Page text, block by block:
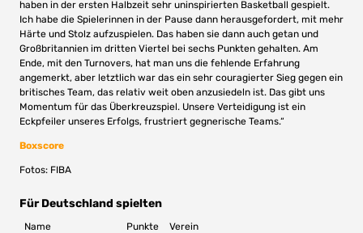
haben in der ersten Halbzeit sehr uninspirierten Basketball gespielt.
Ich habe die Spielerinnen in der Pause dann herausgefordert, mit mehr
Härte und Stolz aufzuspielen. Das haben sie dann auch getan und
Großbritannien im dritten Viertel bei sechs Punkten gehalten. Am
Ende, mit den Turnovers, hat man uns die fehlende Erfahrung
angemerkt, aber letztlich war das ein sehr couragierter Sieg gegen ein
britisches Team, das relativ weit oben anzusiedeln ist. Das gibt uns
Momentum für das Überkreuzspiel. Unsere Verteidigung ist ein
Eckpfeiler unseres Erfolgs, frustriert gegnerische Teams.“
Boxscore
Fotos: FIBA
Für Deutschland spielten
Name Punkte
Verein